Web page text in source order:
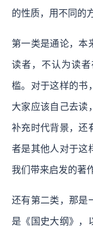
的性质，用不同的
第一类是通论，本
读者，不认为读者
槛。对于这样的书
大家应该自己去读
补充时代背景，还
者是其他人对于这
我们带来启发的著
还有第二类，那是
是《国史大纲》，